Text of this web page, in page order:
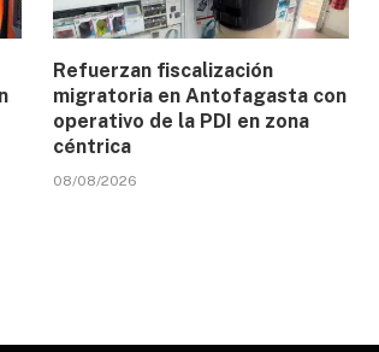
Refuerzan fiscalización
migratoria en Antofagasta con
operativo de la PDI en zona
céntrica
08/08/2026